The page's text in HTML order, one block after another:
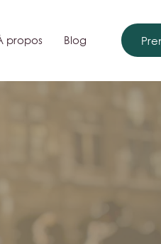
propos Blog